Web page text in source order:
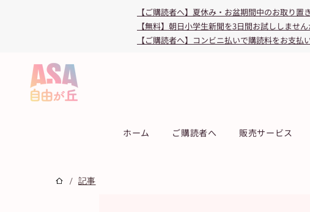
【ご購読者へ】夏休み・お盆期間中のお取り置
【無料】朝日小学生新聞を3日間お試ししません
【ご購読者へ】コンビニ払いで購読料をお支払
ホーム ご購読者へ 販売サービス
/ 記事